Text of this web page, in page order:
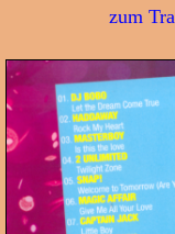
zum